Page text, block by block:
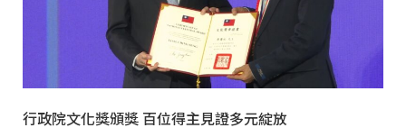
行政院文化獎頒獎 百位得主見證多元綻放